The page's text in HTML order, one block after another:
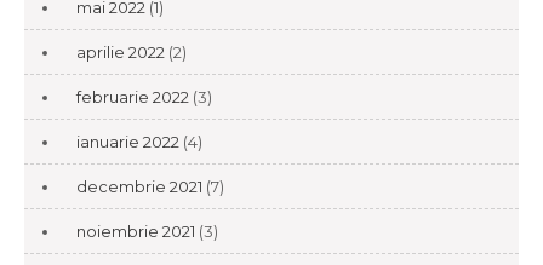
mai 2022 (1)
aprilie 2022 (2)
februarie 2022 (3)
ianuarie 2022 (4)
decembrie 2021 (7)
noiembrie 2021 (3)